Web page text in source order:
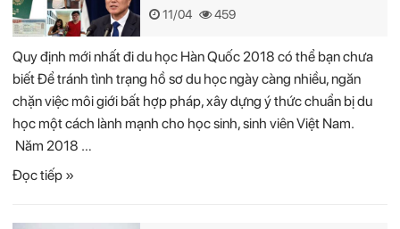
11/04 459
Quy định mới nhất đi du học Hàn Quốc 2018 có thể bạn chưa
biết Để tránh tình trạng hồ sơ du học ngày càng nhiều, ngăn
chặn việc môi giới bất hợp pháp, xây dựng ý thức chuẩn bị du
học một cách lành mạnh cho học sinh, sinh viên Việt Nam.
Năm 2018 …
Đọc tiếp »